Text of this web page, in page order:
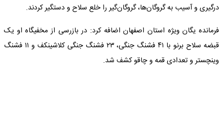
درگیری و آسیب به گروگان‌ها، گروگان‌گیر را خلع سلاح و دستگیر کردند.
فرمانده یگان ویژه استان اصفهان اضافه کرد: در بازرسی از مخفیگاه او یک
قبضه سلاح برنو با ۴۱ فشنگ جنگی، ۲۳ فشنگ جنگی کلاشینکف و ۱۱ فشنگ
وینچستر و تعدادی قمه و چاقو کشف شد.